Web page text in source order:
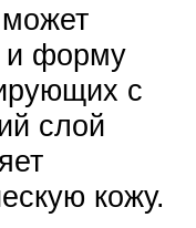
и форму
с
слой
кожу.